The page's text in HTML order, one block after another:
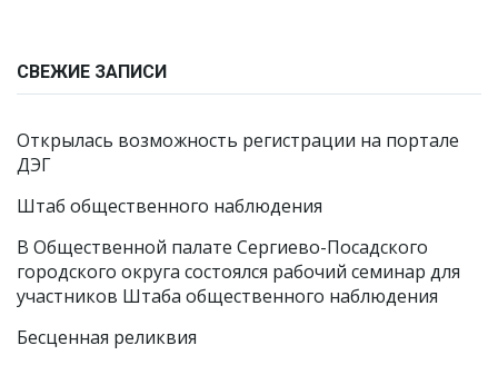
СВЕЖИЕ ЗАПИСИ
Открылась возможность регистрации на портале
ДЭГ
Штаб общественного наблюдения
В Общественной палате Сергиево-Посадского
городского округа состоялся рабочий семинар для
участников Штаба общественного наблюдения
Бесценная реликвия